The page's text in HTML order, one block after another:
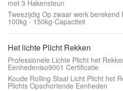
met 3 Hakensteun
Tweezijdig Op zwaar werk berekend
100kg - 150kg-Capaciteit
Het lichte Plicht Rekken
Professionele Lichte Plicht het
Eenhedeniso9001 Certificatie
Koude Rolling Staal Licht Plicht het
Plichts Opschortende Eenheden